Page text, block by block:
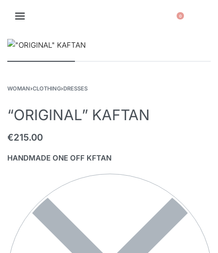
0
WOMAN›CLOTHING›DRESSES
“ORIGINAL” KAFTAN
€215.00
HANDMADE ONE OFF KFTAN